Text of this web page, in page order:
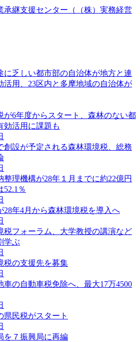
に乏しい都市部の自治体が地方と連
活用、23区内と多摩地域の自治体が
が6年度からスタート、森林のない都
効活用に課題も
創設が予定される森林環境税、総務
整理機構が28年１月までに約22億円
52.1％
28年4月から森林環境税を導入へ
税フォーラム、大学教授の講演など
学ぶ
税の支援先を募集
車の自動車税免除へ、最大17万4500
県民税がスタート
を７振興局に再編